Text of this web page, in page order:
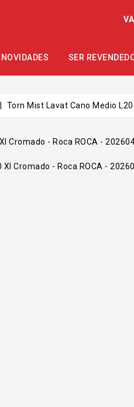
NOVIDADES SER
Torn Mist Lavat Cano Medio